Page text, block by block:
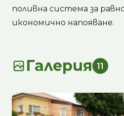
поливна система за
икономично напояване.
Галерия 11